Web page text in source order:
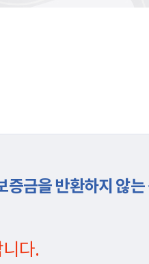
증금을 반환하지 않는
다.